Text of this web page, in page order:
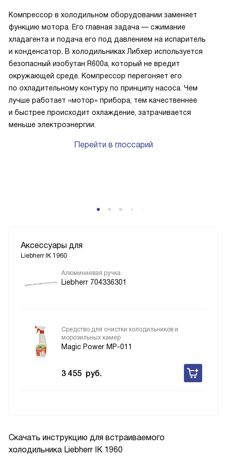
Скачать инструкцию для встраиваемого
холодильника Liebherr IK 1960
Компрессор в холодильном оборудовании заменяет
функцию мотора. Его главная задача — сжимание
хладагента и подача его под давлением на испаритель
и конденсатор. В холодильниках Либхер используется
безопасный изобутан R600a, который не вредит
окружающей среде. Компрессор перегоняет его
по охладительному контуру по принципу насоса. Чем
лучше работает «мотор» прибора, тем качественнее
и быстрее происходит охлаждение, затрачивается
меньше электроэнергии.
Перейти в глоссарий
Аксессуары для
Liebherr IK 1960
Алюминиевая ручка
Liebherr 704336301
Средство для очистки холодильников и
морозильных камер
Magic Power MP-011
3 455 руб.